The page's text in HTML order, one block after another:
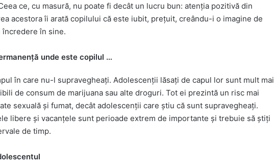
ce, cu masură, nu poate fi decât un lucru bun: atenția pozitivă din
acestora îi arată copilului că este iubit, prețuit, creându-i o imagine de
în sine.
unde este copilul …
în care nu-l supravegheați. Adolescenții lăsați de capul lor sunt mult mai
de consum de marijuana sau alte droguri. Tot ei prezintă un risc mai
sexuală și fumat, decât adolescenții care știu că sunt supravegheați.
libere și vacanțele sunt perioade extrem de importante și trebuie să știți
de timp.